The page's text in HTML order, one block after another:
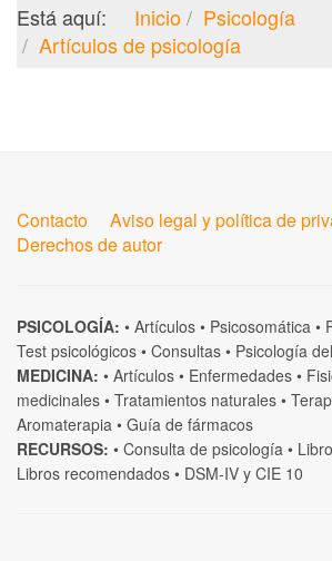
Está aquí: Inicio
Psicología
Artículos de psicología
Contacto Aviso legal y política de
Derechos de autor
PSICOLOGÍA: • Artículos • Psicosomática •
Test psicológicos • Consultas • Psicología
MEDICINA: • Artículos • Enfermedades •
medicinales • Tratamientos naturales •
Aromaterapia • Guía de fármacos
RECURSOS: • Consulta de psicología •
Libros recomendados • DSM-IV y CIE 10